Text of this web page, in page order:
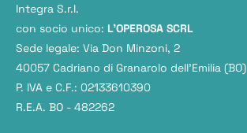
Integra S.r.l.
con socio unico: L'OPEROSA SCRL
Sede legale: Via Don Minzoni, 2
40057 Cadriano di Granarolo dell’Emilia (BO)
P. IVA e C.F.: 02133610390
R.E.A. BO - 482262